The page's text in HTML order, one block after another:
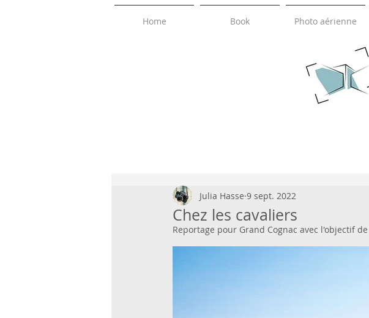
Home Book Photo aérienne
Chez les cavaliers
Julia Hasse 9 sept. 2022
Reportage pour Grand Cognac avec l'objectif